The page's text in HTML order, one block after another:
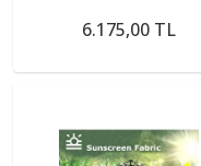
6.175,00 TL